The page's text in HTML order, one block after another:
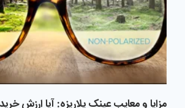
مزایا و معایب عینک پلاریزه: آیا ارزش